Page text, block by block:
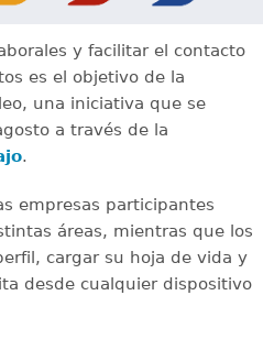
y facilitar el contacto
es el objetivo de la
una iniciativa que se
a través de la
.
empresas participantes
áreas, mientras que los
cargar su hoja de vida y
desde cualquier dispositivo